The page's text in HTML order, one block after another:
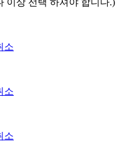
이상 선택 하셔야 합니다.)
소
소
소